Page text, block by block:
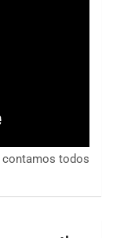
contamos todos